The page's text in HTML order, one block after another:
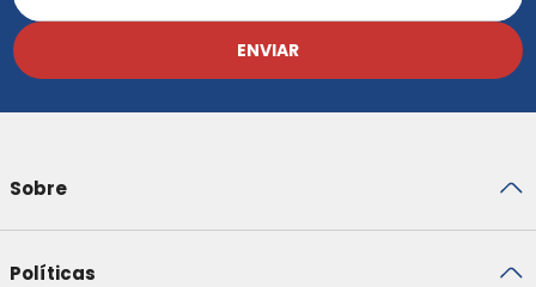
ENVIAR
Sobre
Políticas